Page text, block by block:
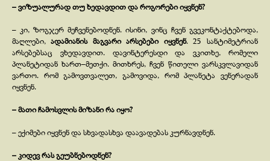
– ვიზუალურად თუ ხედავდით და როგორები იყვნენ?
– კი, ზოგჯერ მეჩვენებოდნენ. ისინი, ვინც ჩვენ გვეკონტაქტებოდა,
მაღლები, ადამიანის მაგვარი არსებები იყვნენ. 25 სანტიმეტრიან
არსებებსაც ვხედავდით. დავინტერესდი და ვკითხე, რომელი
პლანეტიდან ხართ–მეთქი. მითხრეს, ჩვენ წითელი ვარსკვლავიდან
ვართო. რომ გამოვთვალეთ, გამოვიდა, რომ პლანეტა ვენერადან
იყვნენ.
– მათი ჩამოსვლის მიზანი რა იყო?
– ექიმები იყვნენ და სხვადასხვა დაავადებას კურნავდნენ.
– კიდევ რას გეუბნებოდნენ?